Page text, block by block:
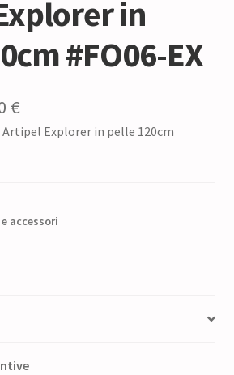
in
#FO06-EX
€.
€Il
prezzo
148,80 €.
Artipel Explorer in pelle 120cm
accessori